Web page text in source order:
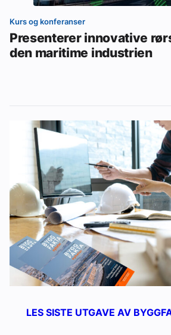
Kurs og konferanser
Presenterer innovative
den maritime industrien
LES SISTE UTGAVE AV